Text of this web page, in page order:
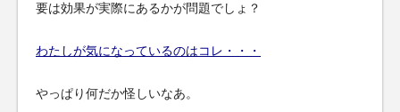
要は効果が実際にあるかが問題でしょ？
わたしが気になっているのはコレ・・・
やっぱり何だか怪しいなあ。